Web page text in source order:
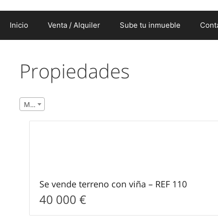
Inicio Venta / Alquiler Sube tu inmueble
Propiedades
Más reciente
2
Se vende terreno con viña – REF 110
40 000 €